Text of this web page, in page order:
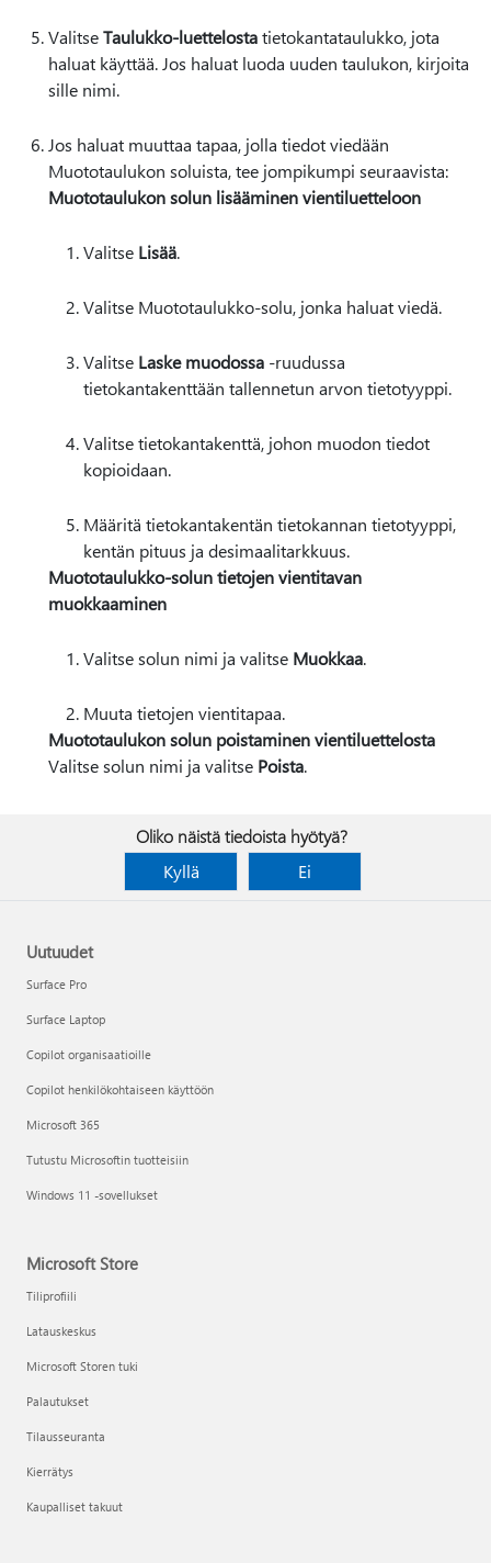
ValitseTaulukko-luettelostatietokantataulukko, jota
haluat käyttää. Jos haluat luoda uuden taulukon, kirjoita
sille nimi.
Jos haluat muuttaa tapaa, jolla tiedot viedään
Muototaulukon soluista, tee jompikumpi seuraavista:
Muototaulukon solun lisääminen vientiluetteloon
Valitse Lisää.
Valitse Muototaulukko-solu, jonka haluat viedä.
Valitse Laske muodossa -ruudussa
tietokantakenttään tallennetun arvon tietotyyppi.
Valitse tietokantakenttä, johon muodon tiedot
kopioidaan.
Määritä tietokantakentän tietokannan tietotyyppi,
kentän pituus ja desimaalitarkkuus.
Muototaulukko-solun tietojen vientitavan
muokkaaminen
Valitse solun nimi ja valitse Muokkaa.
Muuta tietojen vientitapaa.
Muototaulukon solun poistaminen vientiluettelosta
Valitse solun nimi ja valitse Poista.
Oliko näistä tiedoista hyötyä?
Kyllä
Ei
Uutuudet
Surface Pro
Surface Laptop
Copilot organisaatioille
Copilot henkilökohtaiseen käyttöön
Microsoft 365
Tutustu Microsoftin tuotteisiin
Windows 11 -sovellukset
Microsoft Store
Tiliprofiili
Latauskeskus
Microsoft Storen tuki
Palautukset
Tilausseuranta
Kierrätys
Kaupalliset takuut